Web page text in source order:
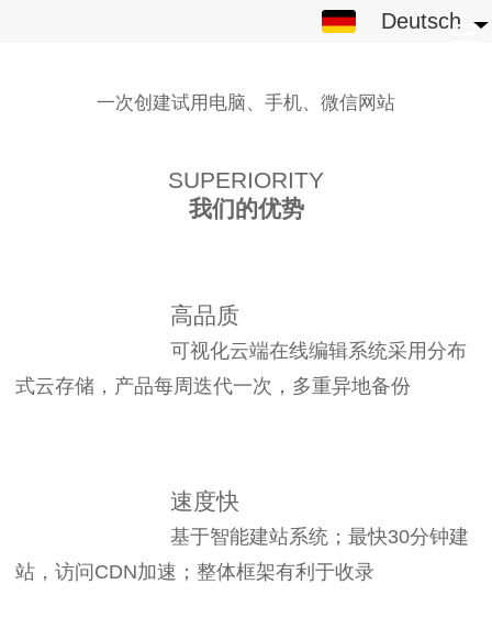
Deutsch
Deutsch
ພາສາລາວ
Italiano
一次创建试用电脑、手机、微信网站
SUPERIORITY
我们的优势
高品质
可视化云端在线编辑系统采用分布
式云存储，产品每周迭代一次，多重异地备份
速度快
基于智能建站系统；最快30分钟建
站，访问CDN加速；整体框架有利于收录